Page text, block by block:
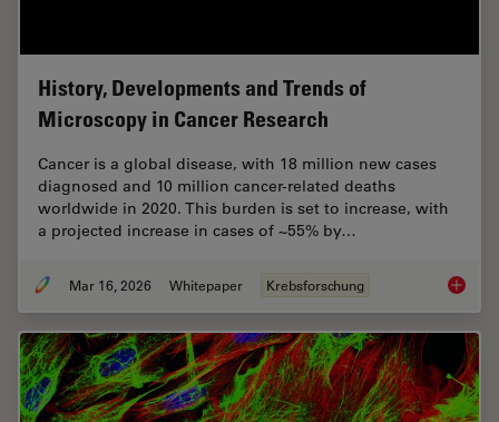
History, Developments and Trends of
Microscopy in Cancer Research
Cancer is a global disease, with 18 million new cases
diagnosed and 10 million cancer-related deaths
worldwide in 2020. This burden is set to increase, with
a projected increase in cases of ~55% by…
Mar 16, 2026 Whitepaper Krebsforschung